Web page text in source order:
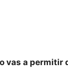
vas a permitir